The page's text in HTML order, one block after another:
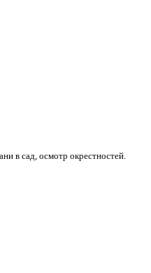
в сад, осмотр окрестностей.